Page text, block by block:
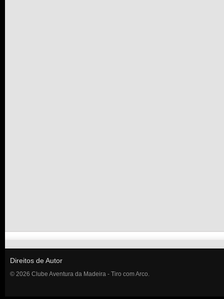
Direitos de Autor
© 2026 Clube Aventura da Madeira - Tiro com Arco.